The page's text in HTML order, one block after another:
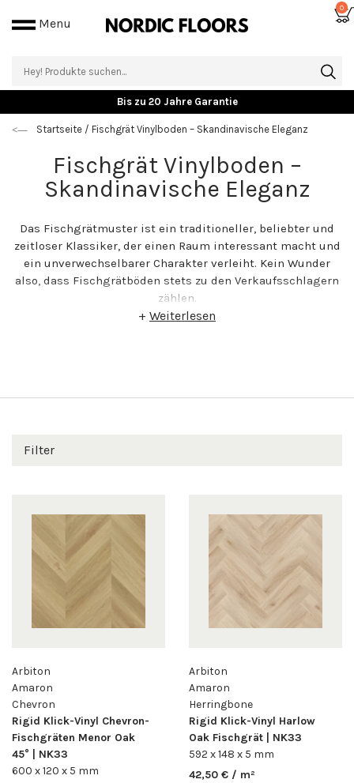
Menu
0
Bis zu 20 Jahre Garantie
Startseite / Fischgrät Vinylboden – Skandinavische Eleganz
Fischgrät Vinylboden –
Skandinavische Eleganz
Das Fischgrätmuster ist ein traditioneller, beliebter und
zeitloser Klassiker, der einen Raum interessant macht und
ein unverwechselbarer Charakter verleiht. Kein Wunder
also, dass Fischgrätböden stets zu den Verkaufsschlagern
zählen.
wasserbeständig, leicht zu reinigen und zu pflegen und
dank praktischer Verriegelungspunkte und eines Rahmens
der neuen Generation ohne Sägen und Kleben erledigt
werden kann.
+ Weiterlesen
Filter
Arbiton
Amaron
Chevron
Rigid Klick-Vinyl Chevron-
Fischgräten Menor Oak
45° | NK33
600 x 120 x 5 mm
Arbiton
Amaron
Herringbone
Rigid Klick-Vinyl Harlow
Oak Fischgrät | NK33
592 x 148 x 5 mm
42,50 € / m²